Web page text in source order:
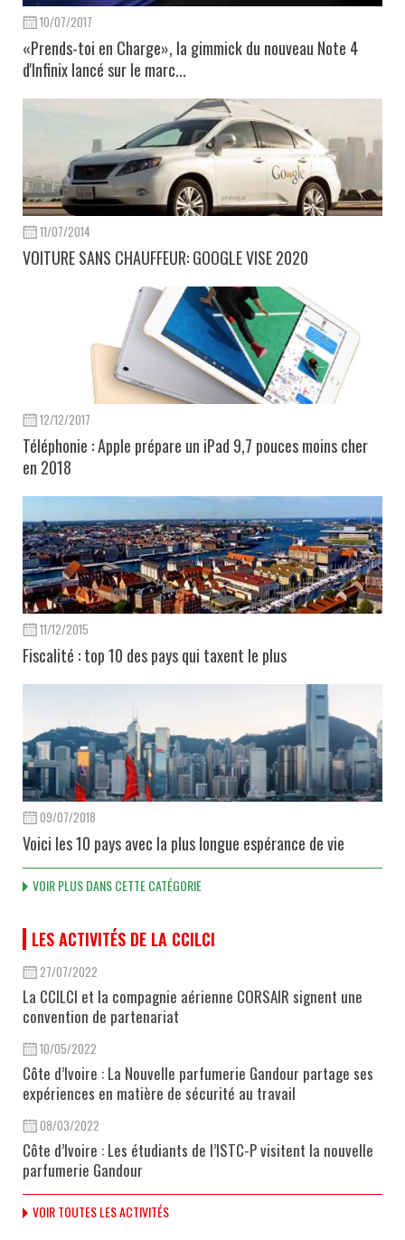
10/07/2017
«Prends-toi en Charge», la gimmick du nouveau Note 4
d'Infinix lancé sur le marc...
11/07/2014
VOITURE SANS CHAUFFEUR: GOOGLE VISE 2020
12/12/2017
Téléphonie : Apple prépare un iPad 9,7 pouces moins cher
en 2018
11/12/2015
Fiscalité : top 10 des pays qui taxent le plus
09/07/2018
Voici les 10 pays avec la plus longue espérance de vie
VOIR PLUS DANS CETTE CATÉGORIE
LES ACTIVITÉS DE LA CCILCI
27/07/2022
La CCILCI et la compagnie aérienne CORSAIR signent une
convention de partenariat
10/05/2022
Côte d’Ivoire : La Nouvelle parfumerie Gandour partage ses
expériences en matière de sécurité au travail
08/03/2022
Côte d’Ivoire : Les étudiants de l’ISTC-P visitent la nouvelle
parfumerie Gandour
VOIR TOUTES LES ACTIVITÉS